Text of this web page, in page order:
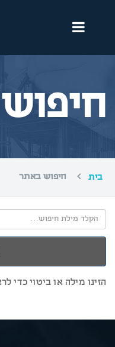
בית חיפוש באתר
Search
הזינו מילה או ביטוי כדי